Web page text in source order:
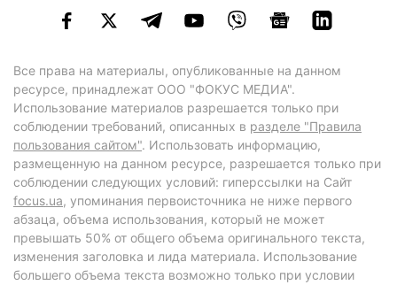
Все права на материалы, опубликованные на данном
ресурсе, принадлежат ООО "ФОКУС МЕДИА".
Использование материалов разрешается только при
соблюдении требований, описанных в разделе "Правила
пользования сайтом". Использовать информацию,
размещенную на данном ресурсе, разрешается только при
соблюдении следующих условий: гиперссылки на Сайт
focus.ua, упоминания первоисточника не ниже первого
абзаца, объема использования, который не может
превышать 50% от общего объема оригинального текста,
изменения заголовка и лида материала. Использование
большего объема текста возможно только при условии